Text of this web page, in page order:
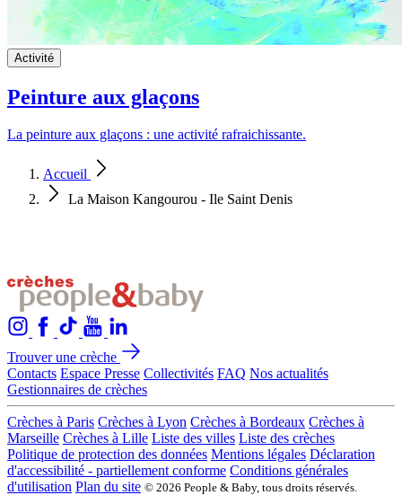
Activité
Peinture aux glaçons
La peinture aux glaçons : une activité rafraichissante.
Accueil
La Maison Kangourou - Ile Saint Denis
Trouver une crèche
Contacts Espace Presse Collectivités FAQ Nos actualités
Gestionnaires de crèches
Crèches à Paris Crèches à Lyon Crèches à Bordeaux Crèches à
Marseille Crèches à Lille Liste des villes Liste des crèches
Politique de protection des données Mentions légales Déclaration
d'accessibilité - partiellement conforme Conditions générales
d'utilisation Plan du site © 2026 People & Baby, tous droits réservés.